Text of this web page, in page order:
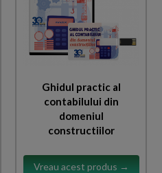
Ghidul practic al
contabilului din
domeniul
constructiilor
Vreau acest produs →